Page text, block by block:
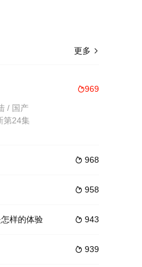
更多 
969
/ 国产
第24集
 968
 958
 943
样的体验
 939